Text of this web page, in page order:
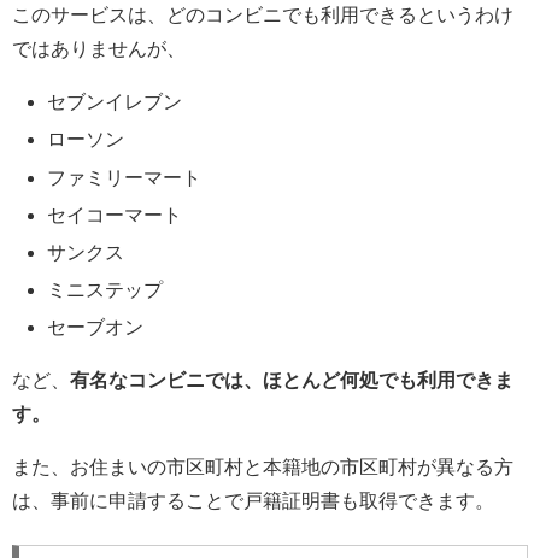
このサービスは、どのコンビニでも利用できるというわけ
ではありませんが、
セブンイレブン
ローソン
ファミリーマート
セイコーマート
サンクス
ミニステップ
セーブオン
など、 有名なコンビニでは、ほとんど何処でも利用できま
す。
また、お住まいの市区町村と本籍地の市区町村が異なる方
は、事前に申請することで戸籍証明書も取得できます。